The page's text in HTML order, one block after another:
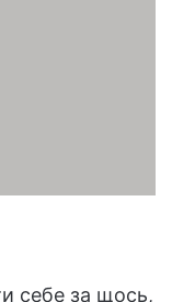
себе за щось,